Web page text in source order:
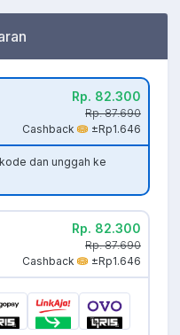
Rp. 82.300
Rp. 87.690
Cashback
±Rp1.646
dan unggah ke
Rp. 82.300
Rp. 87.690
Cashback
±Rp1.646